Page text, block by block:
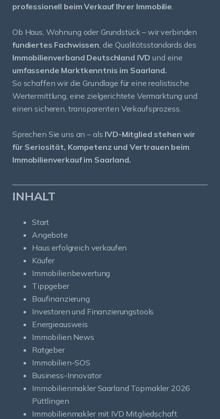
professionell beim Verkauf Ihrer Immobilie
Ob Haus, Wohnung oder Grundstück – wir verbinden
fundiertes Fachwissen , die Qualitätsstandards des
Immobilienverband Deutschland IVD und eine
umfassende Marktkenntnis im Saarland.
So schaffen wir die Grundlage für eine realistische
Wertermittlung, eine zielgerichtete Vermarktung und
einen sicheren, transparenten Verkaufsprozess.
Sprechen Sie uns an – als IVD-Mitglied stehen wir
für Seriosität, Kompetenz und Vertrauen beim
Immobilienverkauf im Saarland.
INHALT
Start
Angebote
Haus erfolgreich verkaufen
Käufer
Immobilienbewertung
Tippgeber
Baufinanzierung
Investoren und Finanzierungstools
Energieausweis
Immobilien News
Ratgeber
Immobilien-SOS
Business-Innovator
Immobilienmakler Saarland Topmakler 2026
Püttlingen
Immobilienmakler mit IVD Mitgliedschaft